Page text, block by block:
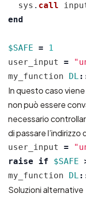
sys . call
end
$SAFE =
1
user_input
=
my_function
DL
In questo caso
non può essere
necessario
di passare l’indirizzo
user_input =
raise
if $SAFE
my_function
DL
Soluzioni alternative